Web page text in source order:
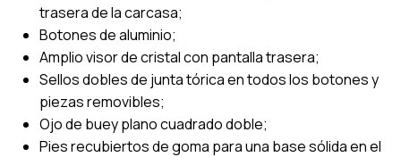
trasera de la carcasa;
Botones de aluminio;
Amplio visor de cristal con pantalla trasera;
Sellos dobles de junta tórica en todos los botones y
piezas removibles;
Ojo de buey plano cuadrado doble;
Pies recubiertos de goma para una base sólida en el